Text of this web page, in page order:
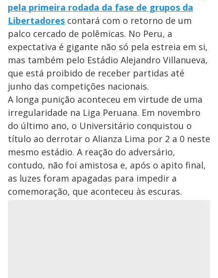
pela primeira rodada da fase de grupos da
Libertadores contará com o retorno de um
palco cercado de polêmicas. No Peru, a
expectativa é gigante não só pela estreia em si,
mas também pelo Estádio Alejandro Villanueva,
que está proibido de receber partidas até
junho das competições nacionais.
A longa punição aconteceu em virtude de uma
irregularidade na Liga Peruana. Em novembro
do último ano, o Universitário conquistou o
título ao derrotar o Alianza Lima por 2 a 0 neste
mesmo estádio. A reação do adversário,
contudo, não foi amistosa e, após o apito final,
as luzes foram apagadas para impedir a
comemoração, que aconteceu às escuras.